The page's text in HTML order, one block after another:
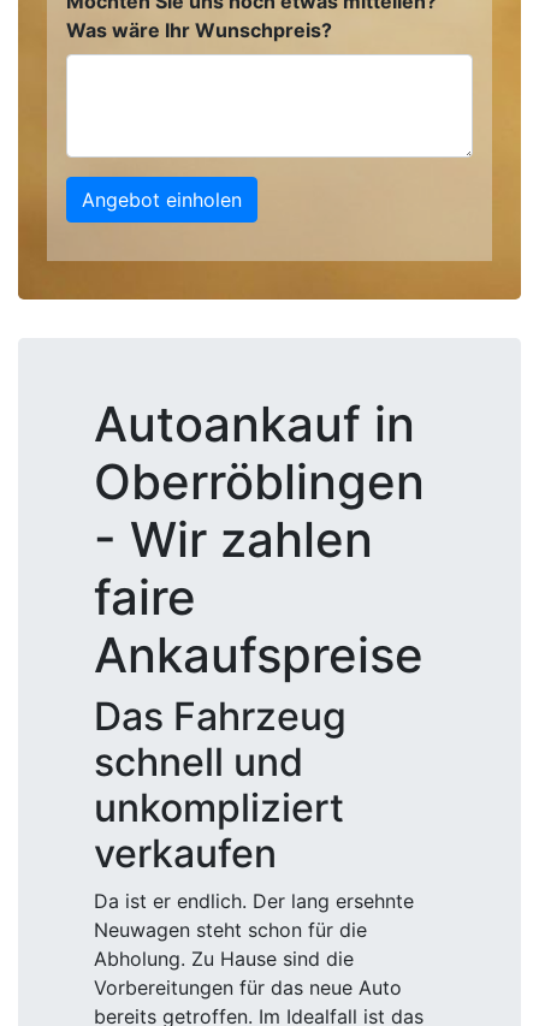
Was wäre Ihr Wunschpreis?
Angebot einholen
Autoankauf in
Oberröblingen
- Wir zahlen
faire
Ankaufspreise
Das Fahrzeug
schnell und
unkompliziert
verkaufen
Da ist er endlich. Der lang ersehnte
Neuwagen steht schon für die
Abholung. Zu Hause sind die
Vorbereitungen für das neue Auto
bereits getroffen. Im Idealfall ist das